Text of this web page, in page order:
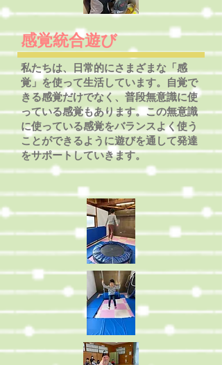
感覚統合遊び
​私たちは、日常的にさまざまな「感
覚」を使って生活しています。自覚で
きる感覚だけでなく、普段無意識に使
っている感覚もあります。この無意識
に使っている感覚をバランスよく使う
ことができるように遊びを通して発達
をサポートしていきます。